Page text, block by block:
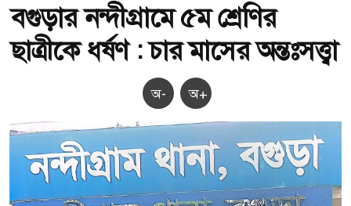
বগুড়ার নন্দীগ্রামে ৫ম শ্রেণির
ছাত্রীকে ধর্ষণ : চার মাসের অন্তঃসত্ত্বা
অ- অ+